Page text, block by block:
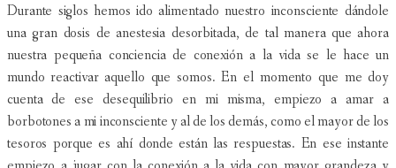
Durante siglos hemos ido alimentado nuestro inconsciente dándole
una gran dosis de anestesia desorbitada, de tal manera que ahora
nuestra pequeña conciencia de conexión a la vida se le hace un
mundo reactivar aquello que somos. En el momento que me doy
cuenta de ese desequilibrio en mi misma, empiezo a amar a
borbotones a mi inconsciente y al de los demás, como el mayor de los
tesoros porque es ahí donde están las respuestas. En ese instante